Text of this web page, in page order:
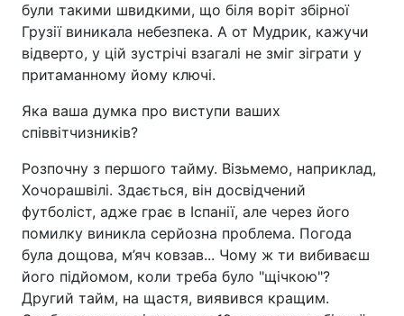
були такими швидкими, що біля воріт збірної
Грузії виникала небезпека. А от Мудрик, кажучи
відверто, у цій зустрічі взагалі не зміг зіграти у
притаманному йому ключі.
Яка ваша думка про виступи ваших
співвітчизників?
Розпочну з першого тайму. Візьмемо, наприклад,
Хочорашвілі. Здається, він досвідчений
футболіст, адже грає в Іспанії, але через його
помилку виникла серйозна проблема. Погода
була дощова, м’яч ковзав... Чому ж ти вибиваєш
його підйомом, коли треба було "щічкою"?
Другий тайм, на щастя, виявився кращим.